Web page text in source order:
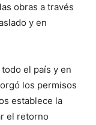
obras a través
y en
el país y en
los permisos
establece la
el retorno